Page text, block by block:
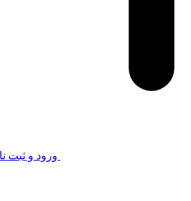
ورود و ثبت